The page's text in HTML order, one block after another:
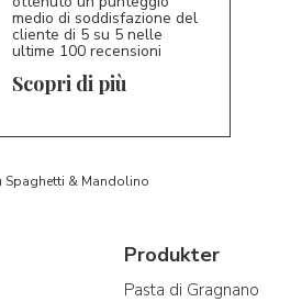
medio di soddisfazione del
cliente di 5 su 5 nelle
ultime 100 recensioni
Scopri di più
Spaghetti & Mandolino
Produkter
Pasta di Gragnano